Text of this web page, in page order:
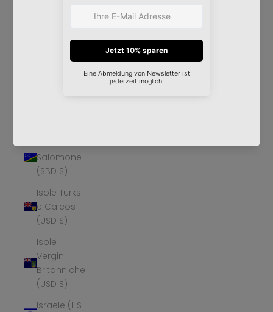
Falkland
Salomone
(SBD $)
Isole Turks
e Caicos
(USD $)
Isole
Vergini
Britanniche
(USD $)
Israele (ILS